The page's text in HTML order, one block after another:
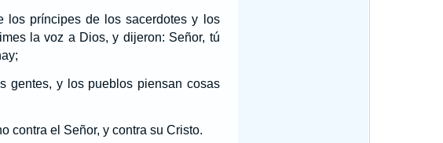
los príncipes de los sacerdotes y los
la voz a Dios, y dijeron: Señor, tú
gentes, y los pueblos piensan cosas
contra el Señor, y contra su Cristo.